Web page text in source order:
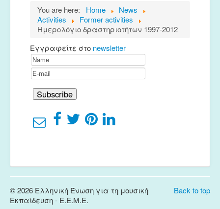
You are here: Home
News
Activities
Former activities
Ημερολόγιο δραστηριοτήτων 1997-2012
Εγγραφείτε στο newsletter
Back to top
© 2026 Ελληνική Ένωση για τη μουσική
Εκπαίδευση - E.E.M.E.